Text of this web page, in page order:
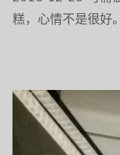
糕，心情不是很好。